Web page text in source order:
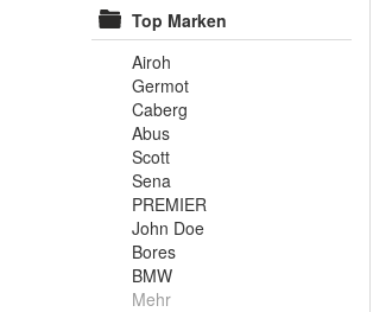
Top Marken
Airoh
Germot
Caberg
Abus
Scott
Sena
PREMIER
John Doe
Bores
BMW
Mehr